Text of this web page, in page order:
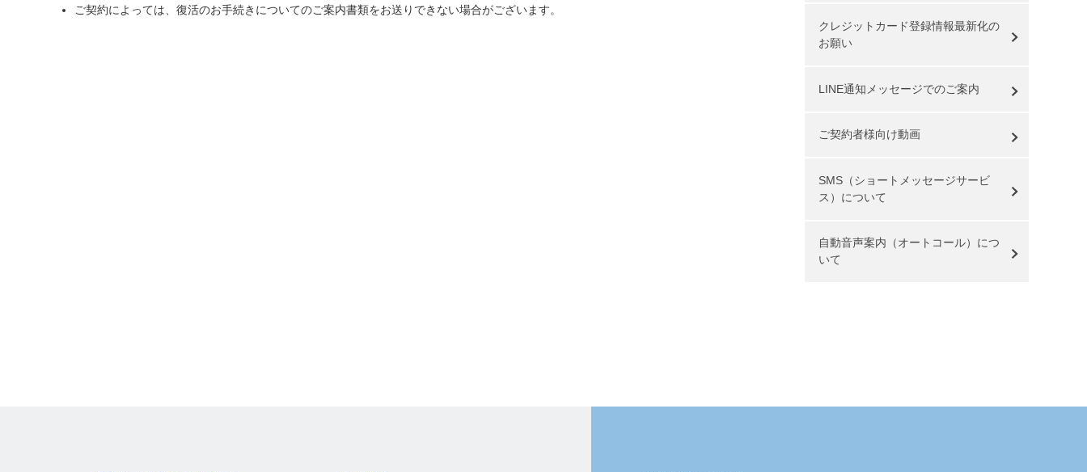
ご契約によっては、復活のお手続きについてのご案内書類をお送りできない場合がございます。
クレジットカード登録情報最新化の
お願い
LINE通知メッセージでのご案内
ご契約者様向け動画
SMS（ショートメッセージサービ
ス）について
自動音声案内（オートコール）につ
いて